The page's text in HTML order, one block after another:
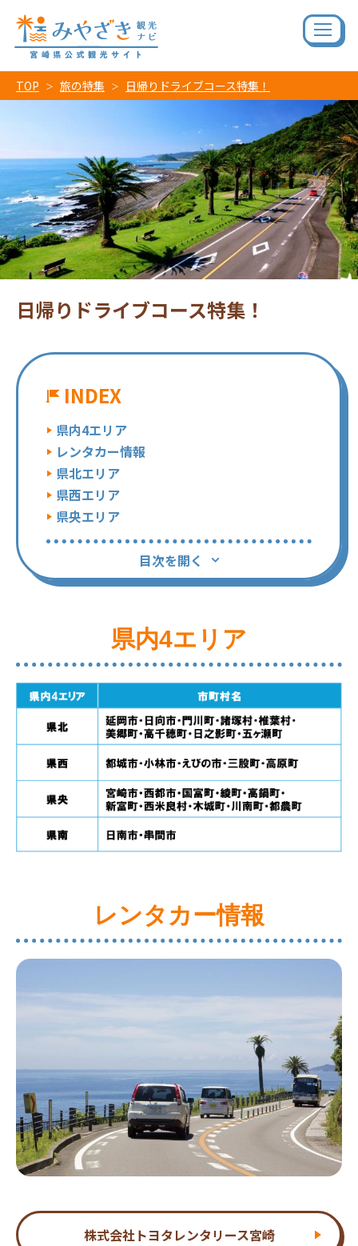
TOP 旅の特集 日帰りドライブコース特集！
日帰りドライブコース特集！
目次を開く
INDEX
県内4エリア
レンタカー情報
県北エリア
県西エリア
県央エリア
県内4エリア
レンタカー情報
株式会社トヨタレンタリース宮崎